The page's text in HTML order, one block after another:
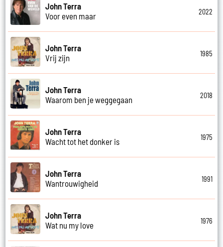
John Terra
Voor even maar
2022
John Terra
Vrij zijn
1985
John Terra
Waarom ben je weggegaan
2018
John Terra
Wacht tot het donker is
1975
John Terra
Wantrouwigheid
1991
John Terra
Wat nu my love
1976